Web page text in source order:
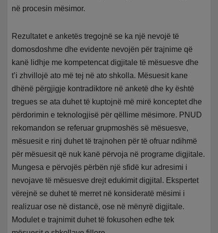
në procesin mësimor.
Rezultatet e anketës tregojnë se ka një nevojë të
domosdoshme dhe evidente nevojën për trajnime që
kanë lidhje me kompetencat digjitale të mësuesve dhe
t’i zhvillojë ato më tej në ato shkolla. Mësuesit kane
dhënë përgjigje kontradiktore në anketë dhe ky është
tregues se ata duhet të kuptojnë më mirë konceptet dhe
përdorimin e teknologjisë për qëllime mësimore. PNUD
rekomandon se referuar grupmoshës së mësuesve,
mësuesit e rinj duhet të trajnohen për të ofruar ndihmë
për mësuesit që nuk kanë përvoja në programe digjitale.
Mungesa e përvojës përbën një sfidë kur adresimi i
nevojave të mësuesve drejt edukimit digjital. Ekspertet
vërejnë se duhet të merret në konsideratë mësimi i
realizuar ose në distancë, ose në mënyrë digjitale.
Modulet e trajnimit duhet të fokusohen edhe tek